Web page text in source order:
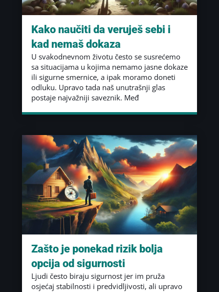
Kako naučiti da veruješ sebi i
kad nemaš dokaza
U svakodnevnom životu često se susrećemo
sa situacijama u kojima nemamo jasne dokaze
ili sigurne smernice, a ipak moramo doneti
odluku. Upravo tada naš unutrašnji glas
postaje najvažniji saveznik. Međ
Zašto je ponekad rizik bolja
opcija od sigurnosti
Ljudi često biraju sigurnost jer im pruža
osjećaj stabilnosti i predvidljivosti, ali upravo